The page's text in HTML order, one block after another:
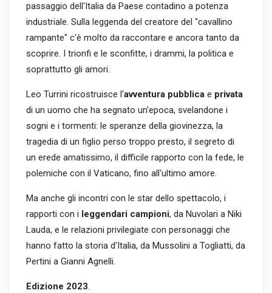
passaggio dell'Italia da Paese contadino a potenza
industriale. Sulla leggenda del creatore del "cavallino
rampante" c'è molto da raccontare e ancora tanto da
scoprire. I trionfi e le sconfitte, i drammi, la politica e
soprattutto gli amori.
Leo Turrini ricostruisce l'avventura pubblica e privata
di un uomo che ha segnato un'epoca, svelandone i
sogni e i tormenti: le speranze della giovinezza, la
tragedia di un figlio perso troppo presto, il segreto di
un erede amatissimo, il difficile rapporto con la fede, le
polemiche con il Vaticano, fino all'ultimo amore.
Ma anche gli incontri con le star dello spettacolo, i
rapporti con i leggendari campioni, da Nuvolari a Niki
Lauda, e le relazioni privilegiate con personaggi che
hanno fatto la storia d'Italia, da Mussolini a Togliatti, da
Pertini a Gianni Agnelli.
Edizione 2023.